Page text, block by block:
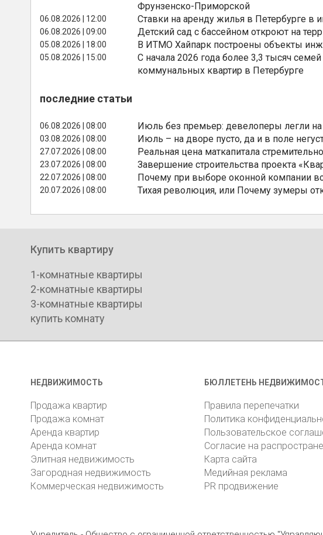
Фрунзенско-Приморской
06.08.2026 | 12:00 Ставки на аренду жилья в Петербурге в
06.08.2026 | 09:00 Детский сад с бассейном откроют на
05.08.2026 | 18:00 В ИТМО Хайпарк построены объекты
05.08.2026 | 15:00
С начала 2026 года более 3,3 тысяч
коммунальных квартир в Петербурге
последние статьи
06.08.2026 | 08:00 Июль без премьер: девелоперы легли
03.08.2026 | 08:00 Июль – на дворе пусто, да и в поле
27.07.2026 | 08:00 Реальная цена маткапитала
23.07.2026 | 08:00 Завершение строительства проекта
22.07.2026 | 08:00 Почему при выборе оконной компании
20.07.2026 | 08:00 Тихая революция, или Почему зумеры
Купить квартиру
1-комнатные квартиры
2-комнатные квартиры
3-комнатные квартиры
купить комнату
НЕДВИЖИМОСТЬ
Продажа квартир
Продажа комнат
Аренда квартир
Аренда комнат
Элитная недвижимость
Загородная недвижимость
Коммерческая недвижимость
БЮЛЛЕТЕНЬ
Правила перепечатки
Политика
Пользовательское
Согласие на
Карта сайта
Медийная реклама
PR продвижение